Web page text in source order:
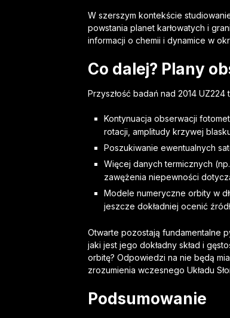
W szerszym kontekście
powstania planet karłowatych i
informacji o chemii i dynamice w
Co dalej? Plany
Przyszłość badań nad 2014
Kontynuacja obserwacji
rotacji, amplitudy krzywej
Poszukiwanie ewentualnych
Więcej danych termicznych
zawężenia niepewności
Modele numeryczne orbity w
jeszcze dokładniej ocenić
Otwarte pozostają fundamentalne
jaki jest jego dokładny skład i
orbitę? Odpowiedzi na nie będą
zrozumienia wczesnego Układu
Podsumowanie